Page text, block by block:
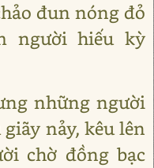
đun nóng đỏ
người hiếu kỳ
những người
nảy, kêu lên
chờ đồng bạc